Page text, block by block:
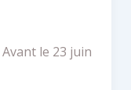
Avant le 23 juin